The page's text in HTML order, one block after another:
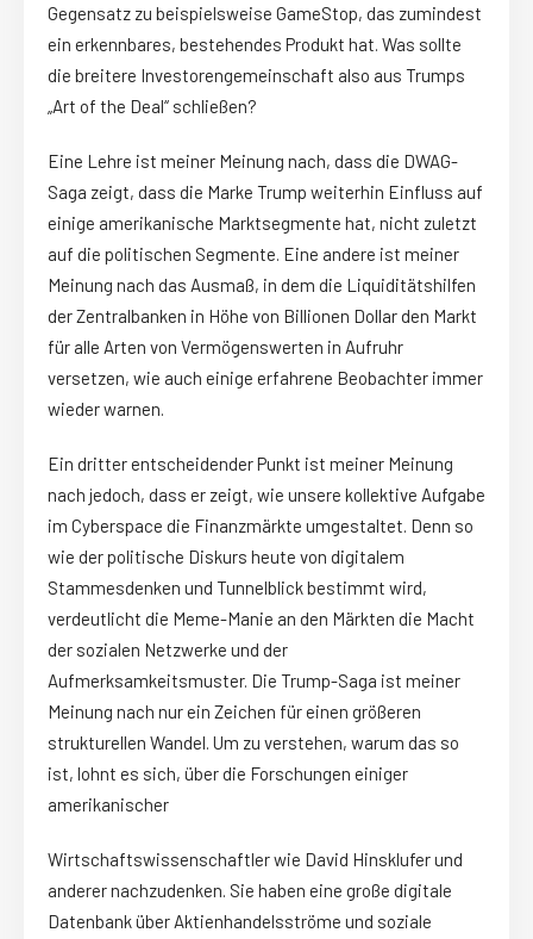
Gegensatz zu beispielsweise GameStop, das zumindest
ein erkennbares, bestehendes Produkt hat. Was sollte
die breitere Investorengemeinschaft also aus Trumps
„Art of the Deal“ schließen?
Eine Lehre ist meiner Meinung nach, dass die DWAG-
Saga zeigt, dass die Marke Trump weiterhin Einfluss auf
einige amerikanische Marktsegmente hat, nicht zuletzt
auf die politischen Segmente. Eine andere ist meiner
Meinung nach das Ausmaß, in dem die Liquiditätshilfen
der Zentralbanken in Höhe von Billionen Dollar den Markt
für alle Arten von Vermögenswerten in Aufruhr
versetzen, wie auch einige erfahrene Beobachter immer
wieder warnen.
Ein dritter entscheidender Punkt ist meiner Meinung
nach jedoch, dass er zeigt, wie unsere kollektive Aufgabe
im Cyberspace die Finanzmärkte umgestaltet. Denn so
wie der politische Diskurs heute von digitalem
Stammesdenken und Tunnelblick bestimmt wird,
verdeutlicht die Meme-Manie an den Märkten die Macht
der sozialen Netzwerke und der
Aufmerksamkeitsmuster. Die Trump-Saga ist meiner
Meinung nach nur ein Zeichen für einen größeren
strukturellen Wandel. Um zu verstehen, warum das so
ist, lohnt es sich, über die Forschungen einiger
amerikanischer
Wirtschaftswissenschaftler wie David Hinsklufer und
anderer nachzudenken. Sie haben eine große digitale
Datenbank über Aktienhandelsströme und soziale